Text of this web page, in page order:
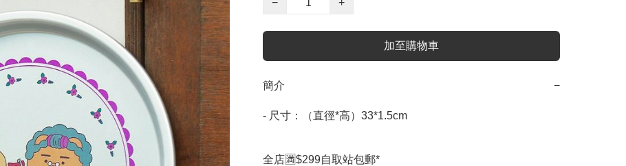
−
+
加至購物車
簡介 −
- 尺寸：（直徑*高）33*1.5cm
全店🈵$299自取站包郵*